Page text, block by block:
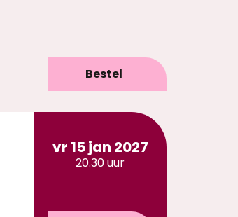
Bestel
vr 15 jan 2027
20.30 uur